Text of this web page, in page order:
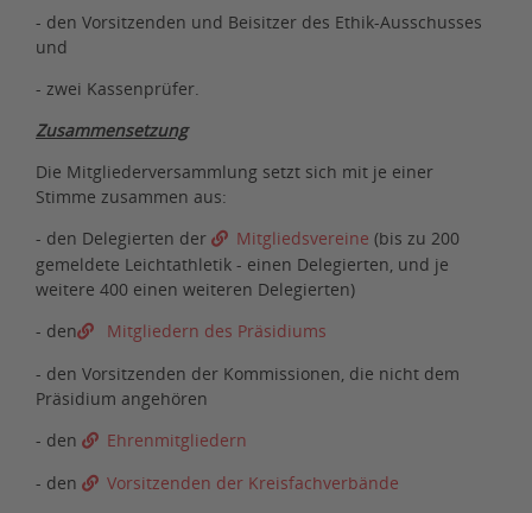
- den Vorsitzenden und Beisitzer des Ethik-Ausschusses
und
- zwei Kassenprüfer.
Zusammensetzung
Die Mitgliederversammlung setzt sich mit je einer
Stimme zusammen aus:
- den Delegierten der
Mitgliedsvereine (bis zu 200
gemeldete Leichtathletik - einen Delegierten, und je
weitere 400 einen weiteren Delegierten)
- den
Mitgliedern des Präsidiums
- den Vorsitzenden der Kommissionen, die nicht dem
Präsidium angehören
- den
Ehrenmitgliedern
- den
Vorsitzenden der Kreisfachverbände